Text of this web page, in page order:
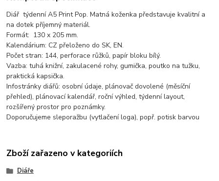
Diář týdenní A5 Print Pop. Matná koženka představuje kvalitní a
na dotek příjemný materiál.
Formát: 130 x 205 mm.
Kalendárium: CZ přeloženo do SK, EN.
Počet stran: 144, perforace růžků, papír bloku bílý.
Vazba: tuhá knižní, zakulacené rohy, gumička, poutko na tužku,
praktická kapsička.
Infostránky diářů: osobní údaje, plánovač dovolené (měsíční
přehled), plánovací kalendář, roční výhled, týdenní layout,
rozšířený prostor pro poznámky.
Doporučujeme sleporažbu (vytlačení loga), popř. potisk barvou
Zboží zařazeno v kategoriích
Diáře